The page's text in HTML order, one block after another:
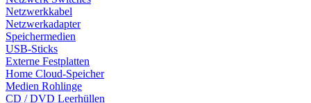
Netzwerkkabel
Netzwerkadapter
Speichermedien
USB-Sticks
Externe Festplatten
Home Cloud-Speicher
Medien Rohlinge
CD / DVD Leerhüllen